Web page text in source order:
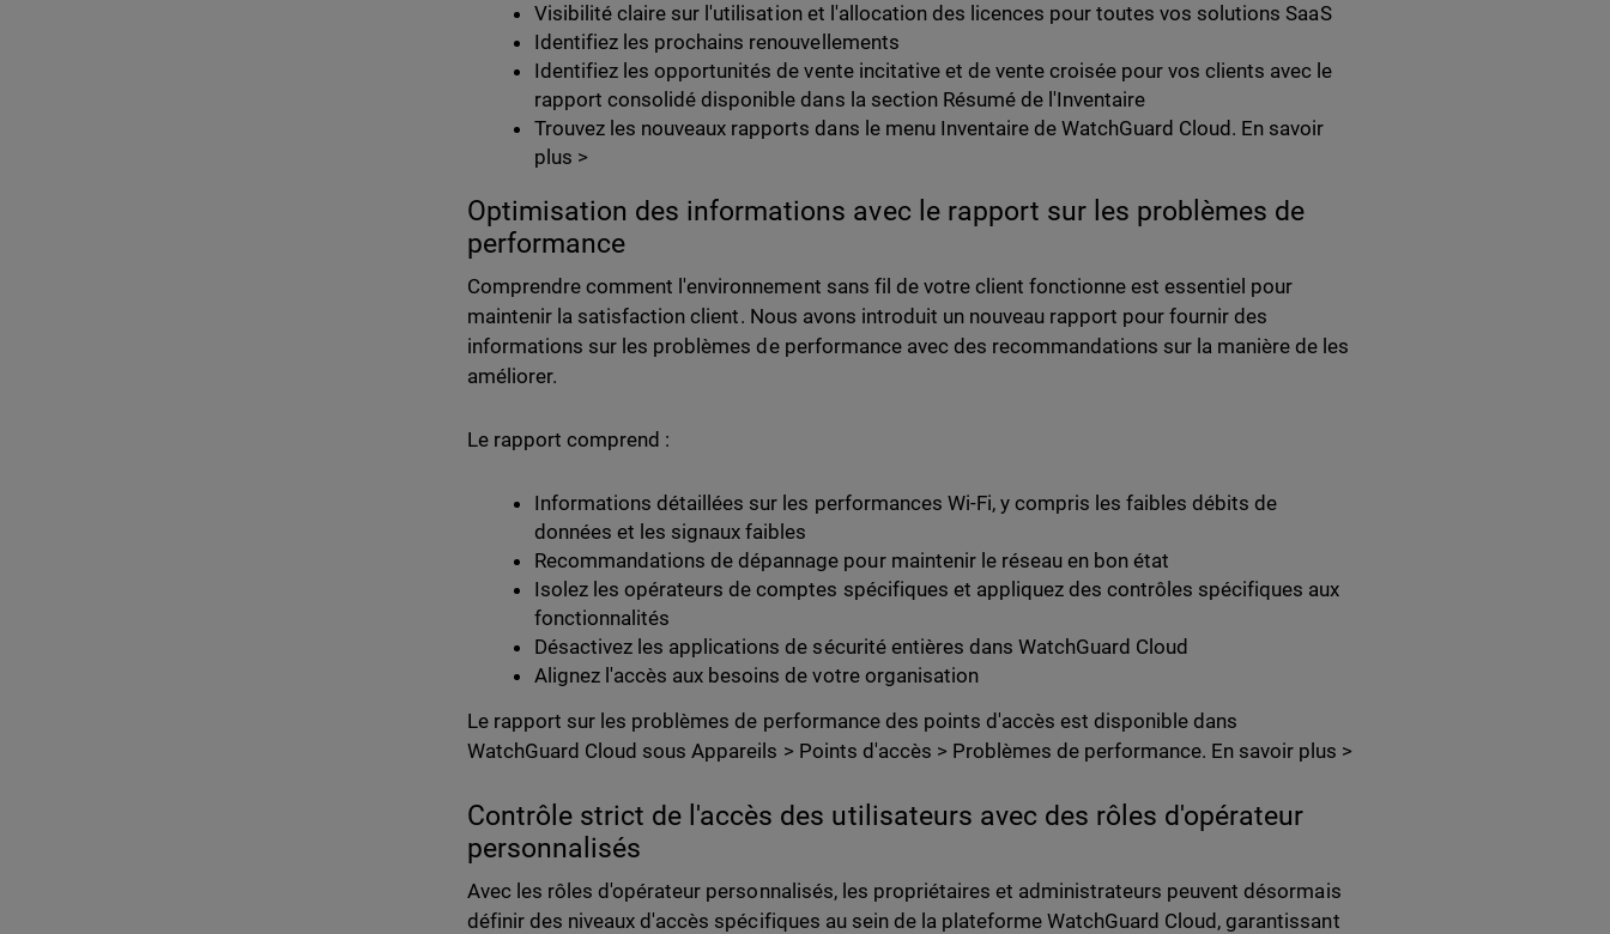
Visibilité claire sur l'utilisation et l'allocation des licences pour toutes vos solutions SaaS
Identifiez les prochains renouvellements
Identifiez les opportunités de vente incitative et de vente croisée pour vos clients avec le
rapport consolidé disponible dans la section Résumé de l'Inventaire
Trouvez les nouveaux rapports dans le menu Inventaire de WatchGuard Cloud. En savoir
plus >
Optimisation des informations avec le rapport sur les problèmes de
performance
Comprendre comment l'environnement sans fil de votre client fonctionne est essentiel pour
maintenir la satisfaction client. Nous avons introduit un nouveau rapport pour fournir des
informations sur les problèmes de performance avec des recommandations sur la manière de les
améliorer.
Le rapport comprend :
Informations détaillées sur les performances Wi-Fi, y compris les faibles débits de
données et les signaux faibles
Recommandations de dépannage pour maintenir le réseau en bon état
Isolez les opérateurs de comptes spécifiques et appliquez des contrôles spécifiques aux
fonctionnalités
Désactivez les applications de sécurité entières dans WatchGuard Cloud
Alignez l'accès aux besoins de votre organisation
Le rapport sur les problèmes de performance des points d'accès est disponible dans
WatchGuard Cloud sous Appareils > Points d'accès > Problèmes de performance. En savoir plus >
Contrôle strict de l'accès des utilisateurs avec des rôles d'opérateur
personnalisés
Avec les rôles d'opérateur personnalisés, les propriétaires et administrateurs peuvent désormais
définir des niveaux d'accès spécifiques au sein de la plateforme WatchGuard Cloud, garantissant